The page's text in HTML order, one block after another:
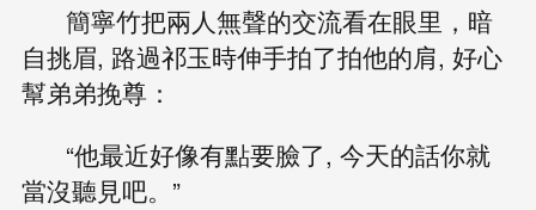
簡寧竹把兩人無聲的交流看在眼里，暗
自挑眉, 路過祁玉時伸手拍了拍他的肩, 好心
幫弟弟挽尊：
“他最近好像有點要臉了, 今天的話你就
當沒聽見吧。”